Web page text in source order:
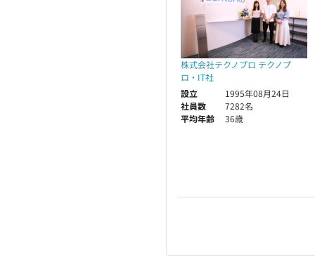
株式会社テクノプロ テクノプ
ロ・IT社
設立
1995年08月24日
社員数
7282名
平均年齢
36歳